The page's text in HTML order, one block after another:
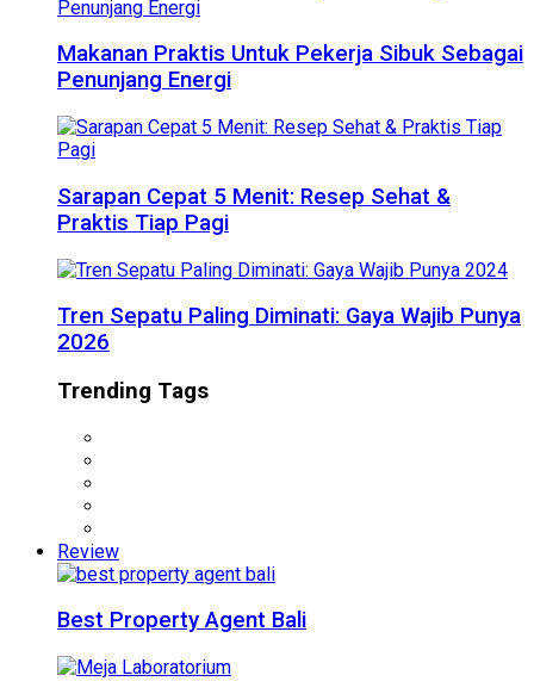
Makanan Praktis Untuk Pekerja Sibuk Sebagai
Penunjang Energi
Sarapan Cepat 5 Menit: Resep Sehat &
Praktis Tiap Pagi
Tren Sepatu Paling Diminati: Gaya Wajib Punya
2026
Trending Tags
Review
Best Property Agent Bali